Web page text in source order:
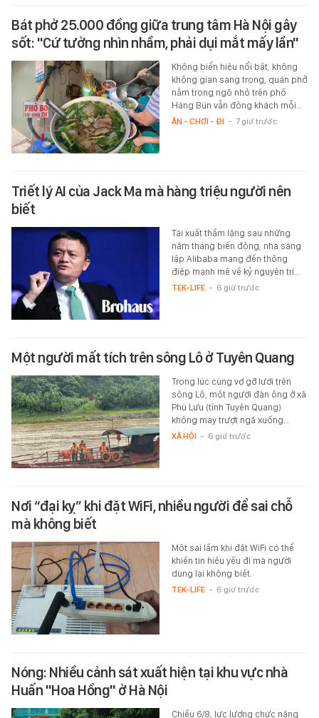
Bát phở 25.000 đồng giữa trung tâm Hà Nội gây
sốt: "Cứ tưởng nhìn nhầm, phải dụi mắt mấy lần"
Không biển hiệu nổi bật, không
không gian sang trọng, quán phở
nằm trong ngõ nhỏ trên phố
Hàng Bún vẫn đông khách mỗi…
ĂN - CHƠI - ĐI - 7 giờ trước
Triết lý AI của Jack Ma mà hàng triệu người nên
biết
Tái xuất thầm lặng sau những
năm tháng biến động, nhà sáng
lập Alibaba mang đến thông
điệp mạnh mẽ về kỷ nguyên trí…
TEK-LIFE - 6 giờ trước
Một người mất tích trên sông Lô ở Tuyên Quang
Trong lúc cùng vợ gỡ lưới trên
sông Lô, một người đàn ông ở xã
Phù Lưu (tỉnh Tuyên Quang)
không may trượt ngã xuống…
XÃ HỘI - 6 giờ trước
Nơi “đại kỵ” khi đặt WiFi, nhiều người để sai chỗ
mà không biết
Một sai lầm khi đặt WiFi có thể
khiến tín hiệu yếu đi mà người
dùng lại không biết.
TEK-LIFE - 6 giờ trước
Nóng: Nhiều cảnh sát xuất hiện tại khu vực nhà
Huấn "Hoa Hồng" ở Hà Nội
Chiều 6/8, lực lượng chức năng